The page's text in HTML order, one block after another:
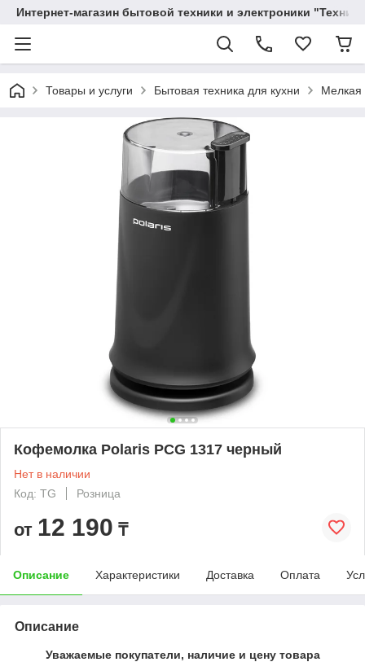
Интернет-магазин бытовой техники и электроники
Товары и услуги Бытовая техника для кухни Мелкая
Кофемолка Polaris PCG 1317 черный
Нет в наличии
Код: TG
Розница
от 12 190 ₸
Описание Характеристики Доставка Оплата
Описание
Уважаемые покупатели, наличие и цену товара